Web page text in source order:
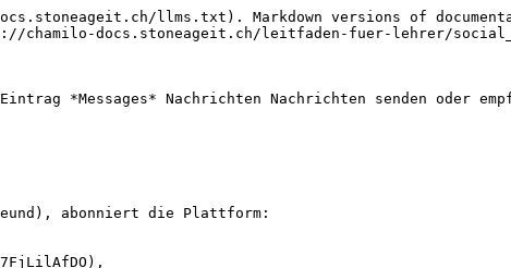
llms.txt). Markdown versions of
chamilo-docs.stoneageit.ch/leitfaden-fuer-lehrer/
*Messages* Nachrichten Nachrichten senden oder
abonniert die Plattform: